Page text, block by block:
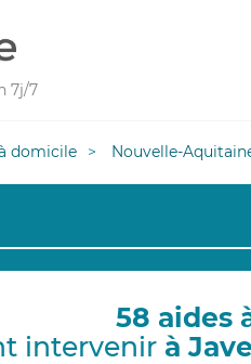
7j/7
domicile Nouvelle-
58 aides
intervenir à